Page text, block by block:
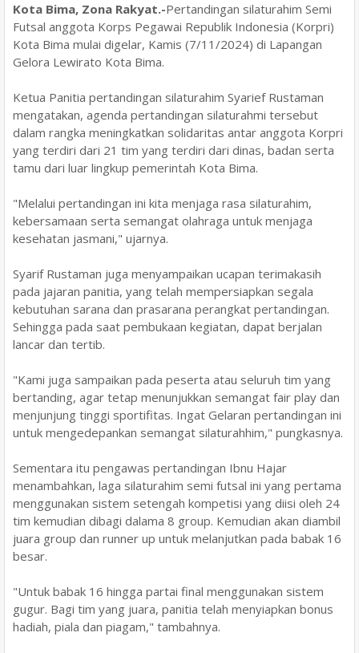
Kota Bima, Zona Rakyat.-Pertandingan silaturahim Semi
Futsal anggota Korps Pegawai Republik Indonesia (Korpri)
Kota Bima mulai digelar, Kamis (7/11/2024) di Lapangan
Gelora Lewirato Kota Bima.
Ketua Panitia pertandingan silaturahim Syarief Rustaman
mengatakan, agenda pertandingan silaturahmi tersebut
dalam rangka meningkatkan solidaritas antar anggota Korpri
yang terdiri dari 21 tim yang terdiri dari dinas, badan serta
tamu dari luar lingkup pemerintah Kota Bima.
"Melalui pertandingan ini kita menjaga rasa silaturahim,
kebersamaan serta semangat olahraga untuk menjaga
kesehatan jasmani," ujarnya.
Syarif Rustaman juga menyampaikan ucapan terimakasih
pada jajaran panitia, yang telah mempersiapkan segala
kebutuhan sarana dan prasarana perangkat pertandingan.
Sehingga pada saat pembukaan kegiatan, dapat berjalan
lancar dan tertib.
"Kami juga sampaikan pada peserta atau seluruh tim yang
bertanding, agar tetap menunjukkan semangat fair play dan
menjunjung tinggi sportifitas. Ingat Gelaran pertandingan ini
untuk mengedepankan semangat silaturahhim," pungkasnya.
Sementara itu pengawas pertandingan Ibnu Hajar
menambahkan, laga silaturahim semi futsal ini yang pertama
menggunakan sistem setengah kompetisi yang diisi oleh 24
tim kemudian dibagi dalama 8 group. Kemudian akan diambil
juara group dan runner up untuk melanjutkan pada babak 16
besar.
"Untuk babak 16 hingga partai final menggunakan sistem
gugur. Bagi tim yang juara, panitia telah menyiapkan bonus
hadiah, piala dan piagam," tambahnya.